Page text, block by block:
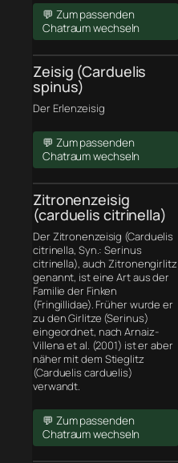
💬 Zum passenden
Chatraum wechseln
Zeisig (Carduelis
spinus)
Der Erlenzeisig
💬 Zum passenden
Chatraum wechseln
Zitronenzeisig
(carduelis citrinella)
Der Zitronenzeisig (Carduelis
citrinella, Syn.: Serinus
citrinella), auch Zitronengirlitz
genannt, ist eine Art aus der
Familie der Finken
(Fringillidae). Früher wurde er
zu den Girlitze (Serinus)
eingeordnet, nach Arnaiz-
Villena et al. (2001) ist er aber
näher mit dem Stieglitz
(Carduelis carduelis)
verwandt.
💬 Zum passenden
Chatraum wechseln